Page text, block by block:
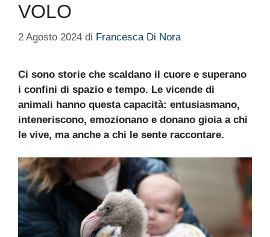
VOLO
2 Agosto 2024 di Francesca Di Nora
Ci sono storie che scaldano il cuore e superano
i confini di spazio e tempo. Le vicende di
animali hanno questa capacità: entusiasmano,
inteneriscono, emozionano e donano gioia a chi
le vive, ma anche a chi le sente raccontare.